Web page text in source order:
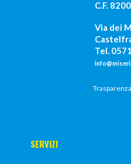
C.F.
Via dei
Tel.
Trasparenza
SERVIZI